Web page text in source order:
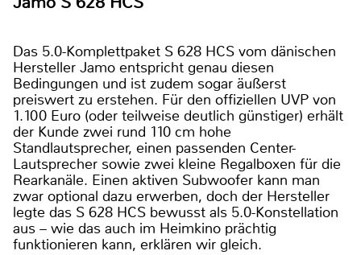
Das 5.0-Komplettpaket S 628 HCS vom dänischen
Hersteller Jamo entspricht genau diesen
Bedingungen und ist zudem sogar äußerst
preiswert zu erstehen. Für den offiziellen UVP von
1.100 Euro (oder teilweise deutlich günstiger) erhält
der Kunde zwei rund 110 cm hohe
Standlautsprecher, einen passenden Center-
Lautsprecher sowie zwei kleine Regalboxen für die
Rearkanäle. Einen aktiven Subwoofer kann man
zwar optional dazu erwerben, doch der Hersteller
legte das S 628 HCS bewusst als 5.0-Konstellation
aus – wie das auch im Heimkino prächtig
funktionieren kann, erklären wir gleich.